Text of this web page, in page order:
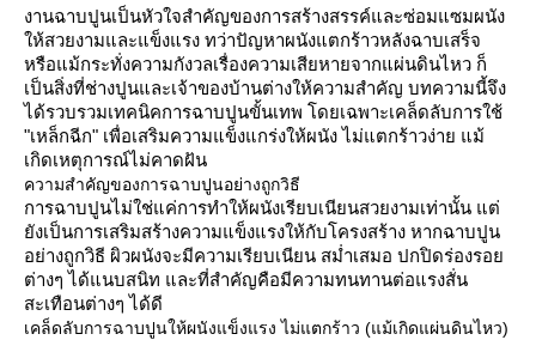
งานฉาบปูนเป็นหัวใจสำคัญของการสร้างสรรค์และซ่อมแซมผนัง
ห้สวยงามและแข็งแรง ทว่าปัญหาผนังแตกร้าวหลังฉาบเสร็จ
หรือแม้กระทั่งความกังวลเรื่องความเสียหายจากแผ่นดินไหว ก็
เป็นสิ่งที่ช่างปูนและเจ้าของบ้านต่างให้ความสำคัญ บทความนี้จึง
ได้รวบรวมเทคนิคการฉาบปูนขั้นเทพ โดยเฉพาะเคล็ดลับการใช้
"เหล็กฉีก" เพื่อเสริมความแข็งแกร่งให้ผนัง ไม่แตกร้าวง่าย แม้
เกิดเหตุการณ์ไม่คาดฝัน
ความสำคัญของการฉาบปูนอย่างถูกวิธี
การฉาบปูนไม่ใช่แค่การทำให้ผนังเรียบเนียนสวยงามเท่านั้น แต่
ังเป็นการเสริมสร้างความแข็งแรงให้กับโครงสร้าง หากฉาบปูน
อย่างถูกวิธี ผิวผนังจะมีความเรียบเนียน สม่ำเสมอ ปกปิดร่องรอ
ต่างๆ ได้แนบสนิท และที่สำคัญคือมีความทนทานต่อแรงสั่น
สะเทือนต่างๆ ได้ดี
เคล็ดลับการฉาบปูนให้ผนังแข็งแรง ไม่แตกร้าว (แม้เกิดแผ่นดินไหว)